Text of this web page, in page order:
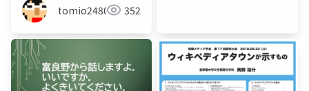
tomio2480 352